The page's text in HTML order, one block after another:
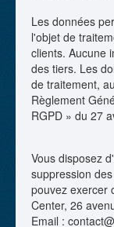
Les données
l'objet de
clients. Aucune
des tiers. Les
de traitement,
Règlement
RGPD » du 27
Vous disposez
suppression
pouvez exercer
Center, 26
Email :